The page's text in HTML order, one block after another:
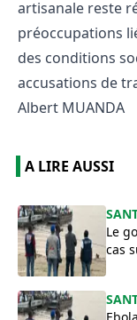
artisanale reste
préoccupations
des conditions
accusations de
Albert MUANDA
A LIRE AUSSI
Le
cas